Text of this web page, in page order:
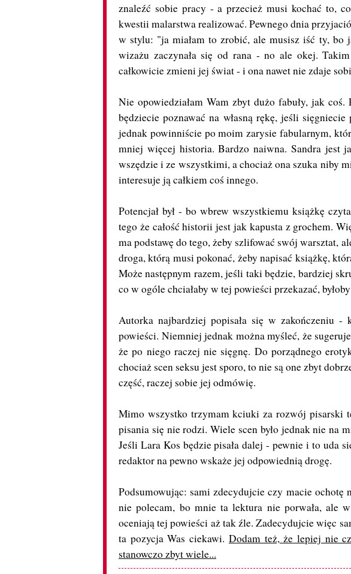
znaleźć sobie pracy - a przecież musi kochać to,
kwestii malarstwa realizować. Pewnego dnia
w stylu: "ja miałam to zrobić, ale musisz iść ty, bo
wizażu zaczynała się od rana - no ale okej.
całkowicie zmieni jej świat - i ona nawet nie zdaje
Nie opowiedziałam Wam zbyt dużo fabuły, jak
będziecie poznawać na własną rękę, jeśli
jednak powinniście po moim zarysie fabularnym,
mniej więcej historia. Bardzo naiwna. Sandra jest
wszędzie i ze wszystkimi, a chociaż ona szuka niby
interesuje ją całkiem coś innego.
Potencjał był - bo wbrew wszystkiemu książkę
tego że całość historii jest jak kapusta z grochem.
ma podstawę do tego, żeby szlifować swój warsztat,
droga, którą musi pokonać, żeby napisać książkę,
Może następnym razem, jeśli taki będzie, bardziej
co w ogóle chciałaby w tej powieści przekazać,
Autorka najbardziej popisała się w zakończeniu -
powieści. Niemniej jednak można myśleć, że
że po niego raczej nie sięgnę. Do porządnego
chociaż scen seksu jest sporo, to nie są one zbyt
część, raczej sobie jej odmówię.
Mimo wszystko trzymam kciuki za rozwój pisarski
pisania się nie rodzi. Wiele scen było jednak nie na
Jeśli Lara Kos będzie pisała dalej - pewnie i to uda
redaktor na pewno wskaże jej odpowiednią drogę.
Podsumowując: sami zdecydujcie czy macie ochotę
nie polecam, bo mnie ta lektura nie porwała, ale
oceniają tej powieści aż tak źle. Zadecydujcie więc
ta pozycja Was ciekawi. Dodam też, że lepiej nie
stanowczo zbyt wiele...